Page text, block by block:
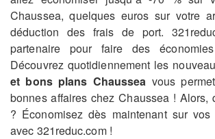
Chaussea, quelques euros sur votre
déduction des frais de port.
partenaire pour faire des
Découvrez quotidiennement les
et bons plans Chaussea vous
bonnes affaires chez Chaussea ! Alors,
? Économisez dès maintenant sur
avec 321reduc.com !